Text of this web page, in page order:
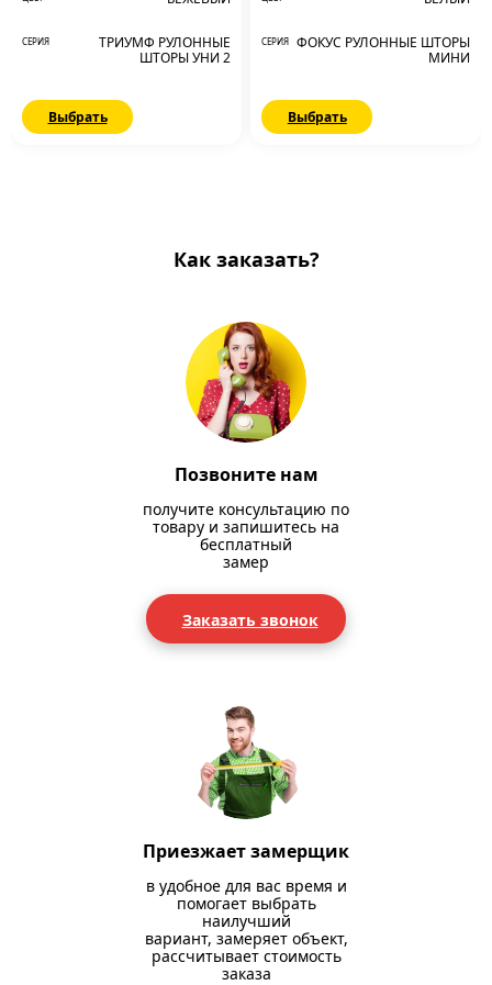
СЕРИЯ
ТРИУМФ РУЛОННЫЕ
ШТОРЫ УНИ 2
Выбрать
СЕРИЯ
ФОКУС РУЛОННЫЕ ШТОРЫ
МИНИ
Выбрать
Как заказать?
Позвоните нам
получите консультацию по
товару и запишитесь на
бесплатный
замер
Заказать звонок
Приезжает замерщик
в удобное для вас время и
помогает выбрать
наилучший
вариант, замеряет объект,
рассчитывает стоимость
заказа